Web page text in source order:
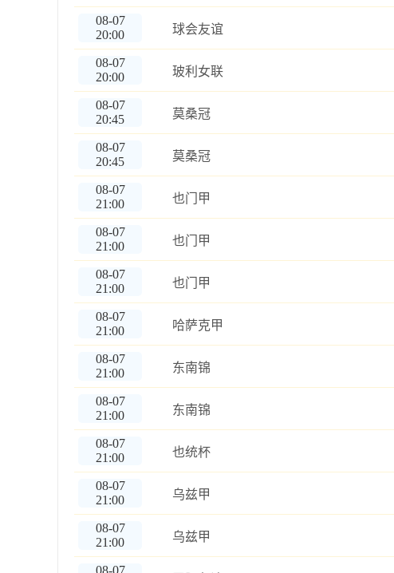
08-07
20:00
球会友谊
08-07
20:00
玻利女联
08-07
20:45
莫桑冠
08-07
20:45
莫桑冠
08-07
21:00
也门甲
08-07
21:00
也门甲
08-07
21:00
也门甲
08-07
21:00
哈萨克甲
08-07
21:00
东南锦
08-07
21:00
东南锦
08-07
21:00
也统杯
08-07
21:00
乌兹甲
08-07
21:00
乌兹甲
08-07